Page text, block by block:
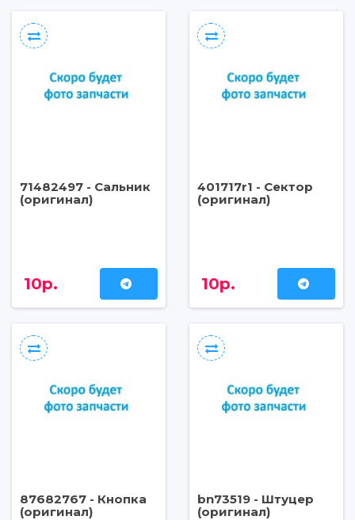
71482497 - Сальник
(оригинал)
10р.
401717r1 - Сектор
(оригинал)
10р.
87682767 - Кнопка
(оригинал)
bn73519 - Штуцер
(оригинал)